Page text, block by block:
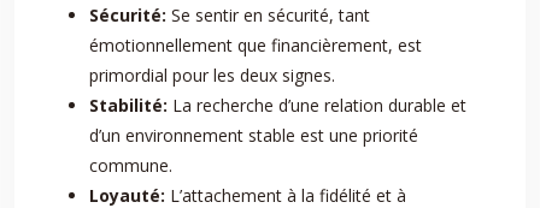
Sécurité: Se sentir en sécurité, tant
émotionnellement que financièrement, est
primordial pour les deux signes.
Stabilité: La recherche d’une relation durable et
d’un environnement stable est une priorité
commune.
Loyauté: L’attachement à la fidélité et à